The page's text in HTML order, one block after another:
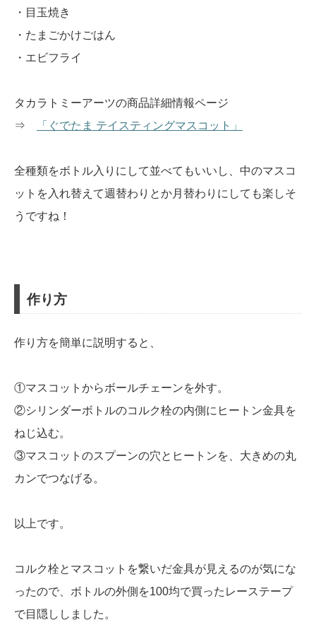
・目玉焼き
・たまごかけごはん
・エビフライ
タカラトミーアーツの商品詳細情報ページ
⇒
「ぐでたま テイスティングマスコット」
全種類をボトル入りにして並べてもいいし、中のマスコ
ットを入れ替えて週替わりとか月替わりにしても楽しそ
うですね！
作り方
作り方を簡単に説明すると、
①マスコットからボールチェーンを外す。
②シリンダーボトルのコルク栓の内側にヒートン金具を
ねじ込む。
③マスコットのスプーンの穴とヒートンを、大きめの丸
カンでつなげる。
以上です。
コルク栓とマスコットを繋いだ金具が見えるのが気にな
ったので、ボトルの外側を100均で買ったレーステープ
で目隠ししました。